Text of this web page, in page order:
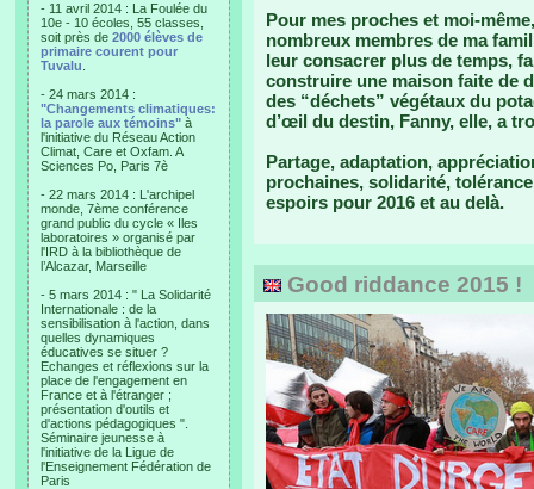
- 11 avril 2014 : La Foulée du
10e - 10 écoles, 55 classes,
soit près de 2000 élèves de
primaire courent pour
Tuvalu
- 24 mars 2014 :
"Changements climatiques:
la parole aux témoins" à
l'initiative du Réseau Action
Climat, Care et Oxfam. A
Sciences Po, Paris 7è
- 22 mars 2014 : L'archipel
monde, 7ème conférence
grand public du cycle « Iles
laboratoires » organisé par
l'IRD à la bibliothèque de
l’Alcazar, Marseille
- 5 mars 2014 : " La Solidarité
Internationale : de la
sensibilisation à l'action, dans
quelles dynamiques
éducatives se situer ?
Echanges et réflexions sur la
place de l'engagement en
France et à l'étranger ;
présentation d'outils et
d'actions pédagogiques ".
Séminaire jeunesse à
l'initiative de la Ligue de
l'Enseignement Fédération de
Paris
Pour mes proches et moi-
nombreux membres de ma
leur consacrer plus de temps,
construire une maison faite de
des “déchets” végétaux du
d’œil du destin, Fanny, elle, a
Partage, adaptation,
prochaines, solidarité,
espoirs pour 2016 et au delà.
Good riddance 2015 !